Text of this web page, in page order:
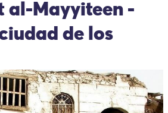
al-Mayyiteen -
de los